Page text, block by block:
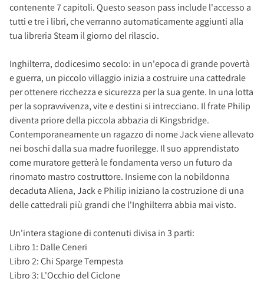
contenente 7 capitoli. Questo season pass include l'accesso a
tutti e tre i libri, che verranno automaticamente aggiunti alla
tua libreria Steam il giorno del rilascio.
Inghilterra, dodicesimo secolo: in un'epoca di grande povertà
e guerra, un piccolo villaggio inizia a costruire una cattedrale
per ottenere ricchezza e sicurezza per la sua gente. In una lotta
per la sopravvivenza, vite e destini si intrecciano. Il frate Philip
diventa priore della piccola abbazia di Kingsbridge.
Contemporaneamente un ragazzo di nome Jack viene allevato
nei boschi dalla sua madre fuorilegge. Il suo apprendistato
come muratore getterà le fondamenta verso un futuro da
rinomato mastro costruttore. Insieme con la nobildonna
decaduta Aliena, Jack e Philip iniziano la costruzione di una
delle cattedrali più grandi che l'Inghilterra abbia mai visto.
Un'intera stagione di contenuti divisa in 3 parti:
Libro 1: Dalle Ceneri
Libro 2: Chi Sparge Tempesta
Libro 3: L'Occhio del Ciclone